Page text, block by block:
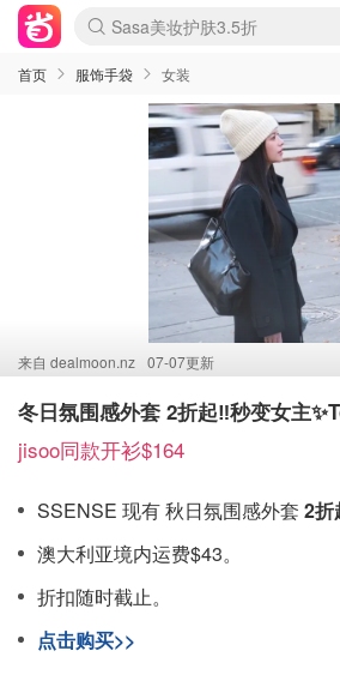
lululemon折扣上新
Sasa美妆护肤3.5折
SSENSE年中3折
FreshBeauty好价汇总
Cettire降价+叠9折
Farfetch折上8折
WWS Coles超市实拍
viagogo二手票捡漏
Myer清仓1折起
The Outnet奢牌1折起
David Jones 3折起
Flannels大牌1折
Perfumes Club护肤1折
AMIRO返校季6.2折
Oweek抽奖送Airpods
Amazon折扣汇总
eToro入金$200送$50
Amazon数码好物
ICONIC本周7.5折
ThedoubleF高奢地板价
Moose Knuckles 6折
丝芙兰5折起
EUFY官网3.7折起
Selenichast首饰2折
Trip机票酒店促销
YSL送5件彩妆礼
Amazon家居好物
BIGBANG巡演开票
David Jones时尚3折
Amazon美妆护肤
雅漾大喷$8
过敏原检测盒$33
伊索独家赠50ml沐浴露
科颜氏清仓3折
SEALIFE海洋馆门票6折
丝塔芙大白罐$16
订阅Newsletter送香薰
Cult Beauty 6.8折
Harrods圣诞日历2.3折
LN-CC奢牌私促3折
d'Alba空姐喷雾$16
EVE LOM套装逆天2折
Bernardelli独家4折
Adore Beauty 6折起
CT圣诞日历
Mytheresa奢品2.7折
Luxury Escapes 9折
Currentbody美容仪9折
卡诗9折+赠4件礼
MOON Garden Live
ALLSAINTS美衣3折
Roborock扫地机3.7折
Tingo Life水杯$24
Valentino官网5折
CR洗发护发6.3折
首页 服饰手袋 女装
来自 dealmoon.nz 07-07更新
冬日氛围感外套 2折起‼️秒变女主
jisoo同款开衫$164
SSENSE 现有 秋日氛围感外套 2折
澳大利亚境内运费$43。
折扣随时截止。
点击购买>>